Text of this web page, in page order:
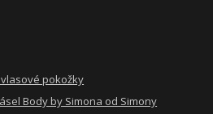
pokožky
Body by Simona od Simony